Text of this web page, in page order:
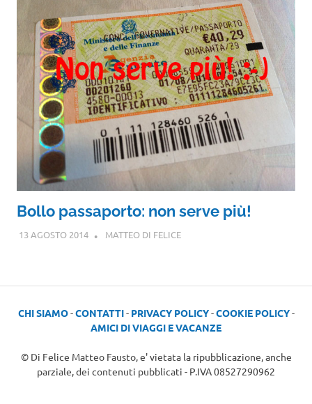
Bollo passaporto: non serve più!
13 AGOSTO 2014 MATTEO DI FELICE
CHI SIAMO-CONTATTI- PRIVACY POLICY-COOKIE POLICY-
AMICI DI VIAGGI E VACANZE
© Di Felice Matteo Fausto, e' vietata la ripubblicazione, anche
parziale, dei contenuti pubblicati - P.IVA 08527290962